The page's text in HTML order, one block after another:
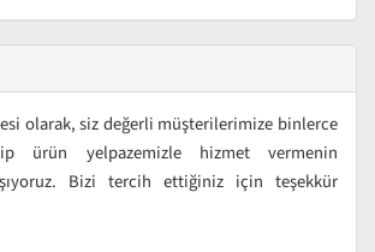
olarak, siz değerli müşterilerimize binlerce
ürün yelpazemizle hizmet vermenin
Bizi tercih ettiğiniz için teşekkür